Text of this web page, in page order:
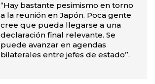
“Hay bastante pesimismo en torno
a la reunión en Japón. Poca gente
cree que pueda llegarse a una
declaración final relevante. Se
puede avanzar en agendas
bilaterales entre jefes de estado”.